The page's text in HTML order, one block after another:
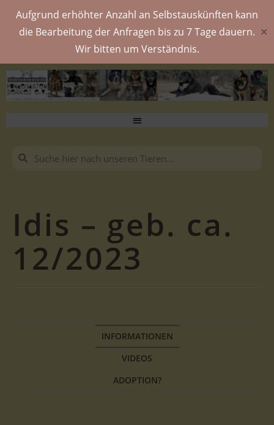
Aufgrund erhöhter Anzahl an Selbstauskünften kann
die Bearbeitung der Anfragen bis zu 7 Tage dauern.
Wir bitten um Verständnis.
✕
Idis – geb. ca.
12/2023
INFORMATIONEN
VIDEOS
ADOPTION?